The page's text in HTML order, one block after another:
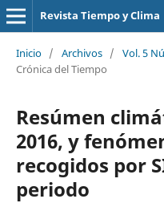
Revista Tiempo y Clima
Inicio / Archivos / Vol. 5
Crónica del Tiempo
Resúmen
2016, y
recogidos por
periodo